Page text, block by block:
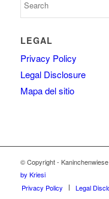
LEGAL
Privacy Policy
Legal Disclosure
Mapa del sitio
© Copyright -
by Kriesi
Privacy Policy
Legal